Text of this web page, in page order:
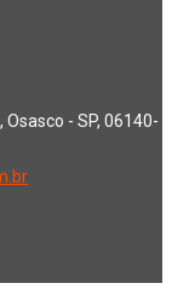
- SP, 06140-